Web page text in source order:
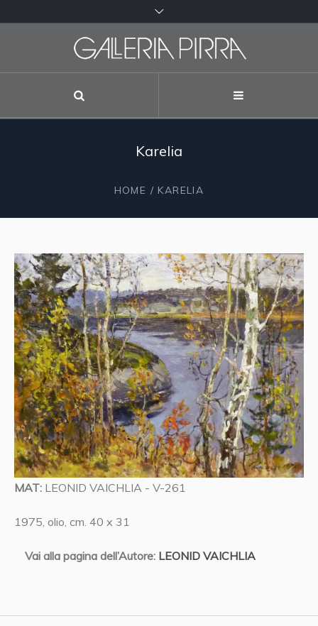
Karelia
HOME / KARELIA
MAT: LEONID VAICHLIA - V-261
1975, olio, cm. 40 x 31
Vai alla pagina dell’Autore: LEONID VAICHLIA